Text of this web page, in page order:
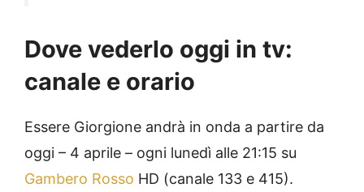
Dove vederlo oggi in tv:
canale e orario
Essere Giorgione andrà in onda a partire da
oggi – 4 aprile – ogni lunedì alle 21:15 su
Gambero Rosso HD (canale 133 e 415).